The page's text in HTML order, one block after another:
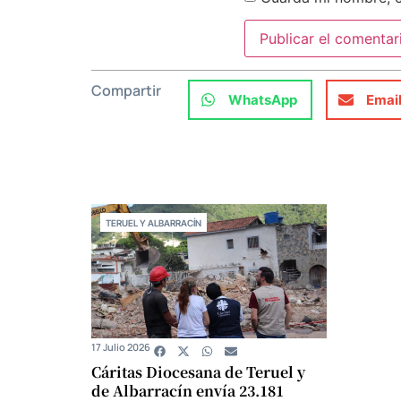
Compartir WhatsApp Email
TERUEL Y ALBARRACÍN
Cáritas Diocesana de Teruel y
de Albarracín envía 23.181
17 Julio 2026